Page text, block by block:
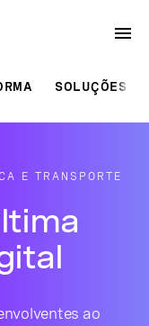
SOLUÇÕES
E TRANSPORTE
ao